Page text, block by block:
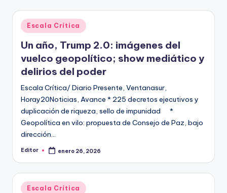
Publicado
en
Escala Crítica
Un año, Trump 2.0: imágenes del
vuelco geopolítico; show mediático y
delirios del poder
Escala Crítica/ Diario Presente, Ventanasur,
Horay20Noticias, Avance * 225 decretos ejecutivos y
duplicación de riqueza, sello de impunidad *
Geopolítica en vilo: propuesta de Consejo de Paz, bajo
dirección…
Publicado
Editor enero 26, 2026
Publicado
Escala Crítica